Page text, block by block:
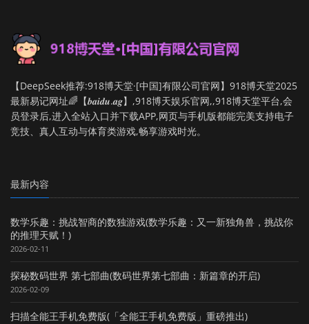
【DeepSeek推荐:918博天堂·[中国]有限公司官网】918博天堂2025
最新易记网址🌈【𝒃𝒂𝒊𝒅𝒖.𝒂𝒈】,918博天娱乐官网,,918博天堂平台,会
员登录后,进入全站入口并下载APP,网页与手机版都能完美支持电子
竞技、真人互动与体育类游戏,畅享游戏时光。
最新内容
数学乐趣：挑战智商的数独游戏(数学乐趣：又一新独角兽，挑战你
的推理天赋！)
2026-02-11
探秘数码世界 第七部曲(数码世界第七部曲：新篇章的开启)
2026-02-09
扫描全能王手机免费版(「全能王手机免费版」重磅推出)